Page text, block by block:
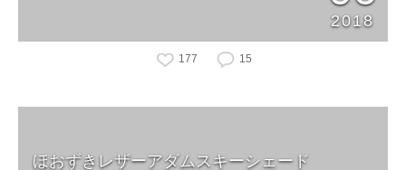
2018
177 15
ほおずきレザーアダムスキーシェード